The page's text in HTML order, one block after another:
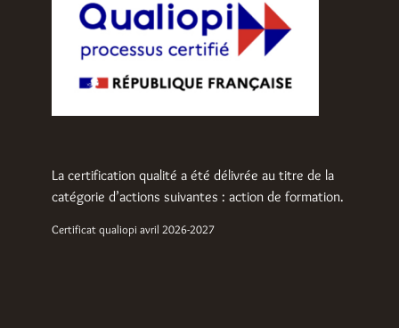
La certification qualité a été délivrée au titre de la
catégorie d’actions suivantes : action de formation.
Certificat qualiopi avril 2026-2027